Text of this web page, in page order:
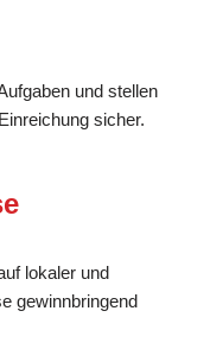
und stellen
sicher.
lokaler und
gewinnbringend